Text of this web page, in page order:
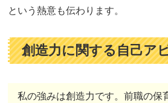
という熱意も伝わります。
創造力に関する自己ア
私の強みは創造力です。前職の保